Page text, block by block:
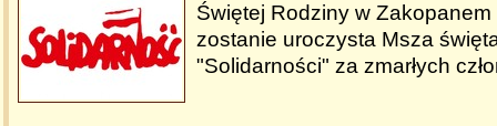
Świętej Rodziny w
zostanie uroczysta Msza
"Solidarności" za zmarłych